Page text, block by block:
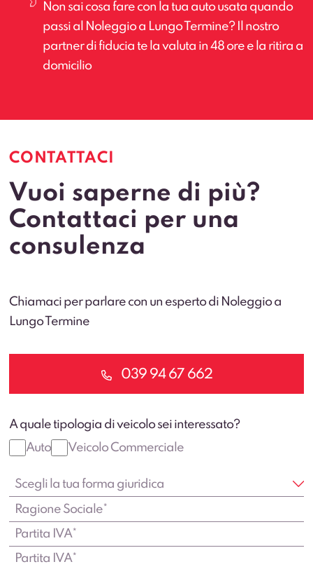
Non sai cosa fare con la tua auto usata quando
passi al Noleggio a Lungo Termine? Il nostro
partner di fiducia te la valuta in 48 ore e la ritira a
domicilio
CONTATTACI
Vuoi saperne di più?
Contattaci per una
consulenza
Chiamaci per parlare con un esperto di Noleggio a
Lungo Termine
039 94 67 662
A quale tipologia di veicolo sei interessato?
Auto
Veicolo Commerciale